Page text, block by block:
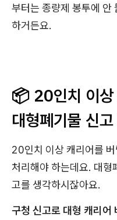
부터는 종량제 봉투에 안
하거든요.
📦 20인치 이상
대형폐기물 신
20인치 이상 캐리어를
처리해야 하는데요. 대형
고를 생각하시잖아요.
구청 신고로 대형 캐리어